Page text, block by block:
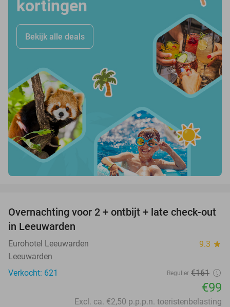
kortingen
Bekijk alle deals
39%
Overnachting voor 2 + ontbijt + late check-out
in Leeuwarden
Eurohotel Leeuwarden 9.3 star
Leeuwarden
Verkocht: 621
Regulier €161
€99
Excl. ca. €2,50 p.p.p.n. toeristenbelasting